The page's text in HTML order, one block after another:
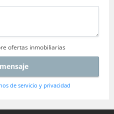
ofertas inmobiliarias
de servicio y privacidad